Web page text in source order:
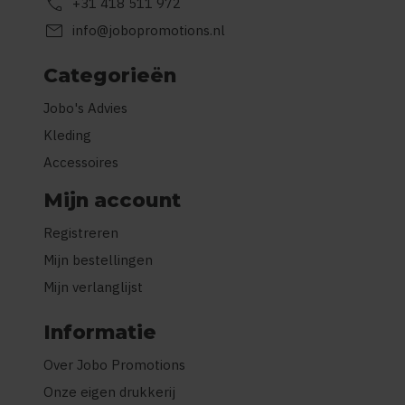
mail info@jobopromotions.nl
Categorieën
Jobo's Advies
Kleding
Accessoires
Mijn account
Registreren
Mijn bestellingen
Mijn verlanglijst
Informatie
Over Jobo Promotions
Onze eigen drukkerij